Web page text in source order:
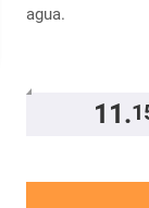
agua.
11.